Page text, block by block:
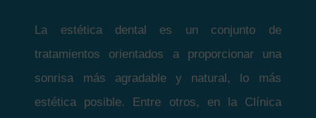
La estética dental es un conjunto de
tratamientos orientados a proporcionar una
sonrisa más agradable y natural, lo más
estética posible. Entre otros, en la Clínica